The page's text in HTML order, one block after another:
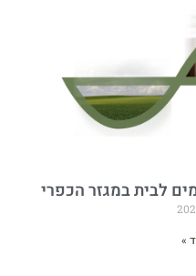
לבית במגזר הכפרי
»